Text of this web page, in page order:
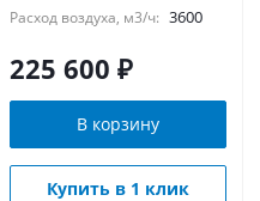
Расход воздуха, м3/ч: 3600
225 600 ₽
В корзину
Купить в 1 клик